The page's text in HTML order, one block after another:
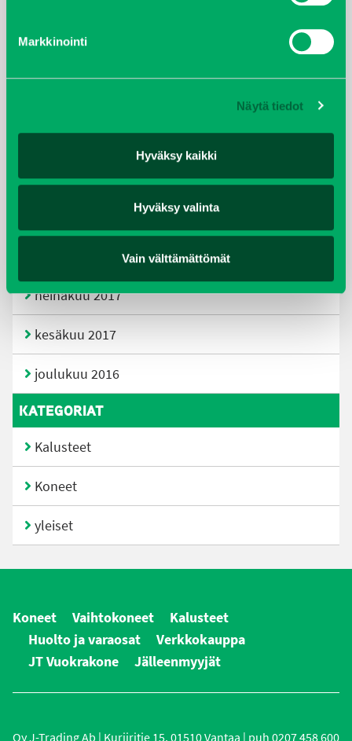
Markkinointi
Näytä tiedot
Hyväksy kaikki
Hyväksy valinta
Vain välttämättömät
helmikuu 2019
elokuu 2018
heinäkuu 2017
kesäkuu 2017
joulukuu 2016
KATEGORIAT
Kalusteet
Koneet
yleiset
Koneet Vaihtokoneet
Kalusteet
Huolto ja varaosat
Verkkokauppa
JT Vuokrakone
Jälleenmyyjät
Oy J-Trading Ab | Kuriiritie 15, 01510 Vantaa | puh 0207 458 600